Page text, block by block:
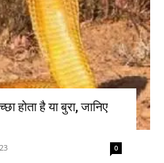
होता है या बुरा, जानिए
0